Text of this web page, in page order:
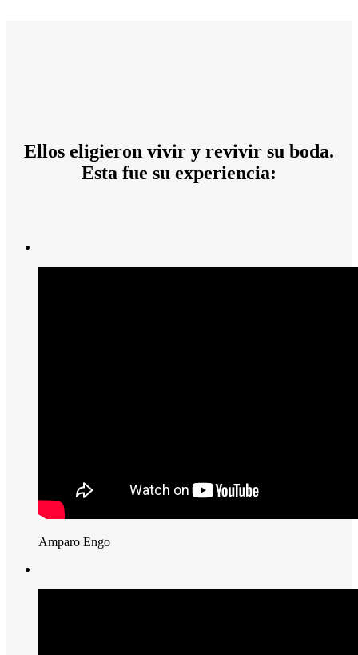
Ellos eligieron vivir y revivir su boda.
Esta fue su experiencia:
Amparo Engo